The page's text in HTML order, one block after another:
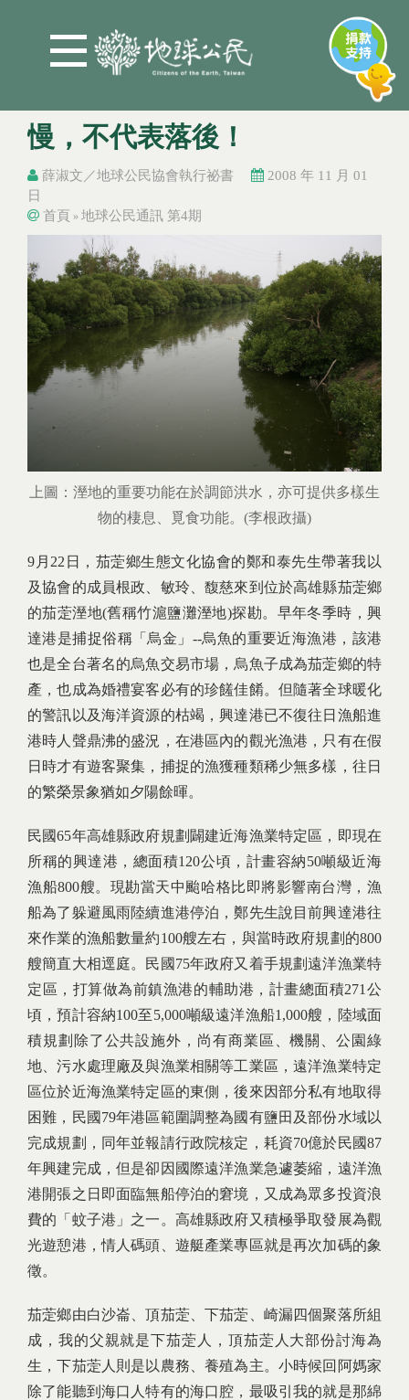
慢，不代表落後！
薛淑文／地球公民協會執行祕書
2008 年 11 月 01
日
您在這裡
首頁 » 地球公民通訊 第4期
您在這裡
上圖：溼地的重要功能在於調節洪水，亦可提供多樣生
物的棲息、覓食功能。(李根政攝)
9月22日，茄萣鄉生態文化協會的鄭和泰先生帶著我以
及協會的成員根政、敏玲、馥慈來到位於高雄縣茄萣鄉
的茄萣溼地(舊稱竹滬鹽灘溼地)探勘。早年冬季時，興
達港是捕捉俗稱「烏金」--烏魚的重要近海漁港，該港
也是全台著名的烏魚交易市場，烏魚子成為茄萣鄉的特
產，也成為婚禮宴客必有的珍饈佳餚。但隨著全球暖化
的警訊以及海洋資源的枯竭，興達港已不復往日漁船進
港時人聲鼎沸的盛況，在港區內的觀光漁港，只有在假
日時才有遊客聚集，捕捉的漁獲種類稀少無多樣，往日
的繁榮景象猶如夕陽餘暉。
民國65年高雄縣政府規劃闢建近海漁業特定區，即現在
所稱的興達港，總面積120公頃，計畫容納50噸級近海
漁船800艘。現勘當天中颱哈格比即將影響南台灣，漁
船為了躲避風雨陸續進港停泊，鄭先生說目前興達港往
來作業的漁船數量約100艘左右，與當時政府規劃的800
艘簡直大相逕庭。民國75年政府又着手規劃遠洋漁業特
定區，打算做為前鎮漁港的輔助港，計畫總面積271公
頃，預計容納100至5,000噸級遠洋漁船1,000艘，陸域面
積規劃除了公共設施外，尚有商業區、機關、公園綠
地、污水處理廠及與漁業相關等工業區，遠洋漁業特定
區位於近海漁業特定區的東側，後來因部分私有地取得
困難，民國79年港區範圍調整為國有鹽田及部份水域以
完成規劃，同年並報請行政院核定，耗資70億於民國87
年興建完成，但是卻因國際遠洋漁業急遽萎縮，遠洋漁
港開張之日即面臨無船停泊的窘境，又成為眾多投資浪
費的「蚊子港」之一。高雄縣政府又積極爭取發展為觀
光遊憩港，情人碼頭、遊艇產業專區就是再次加碼的象
徵。
茄萣鄉由白沙崙、頂茄萣、下茄萣、崎漏四個聚落所組
成，我的父親就是下茄萣人，頂茄萣人大部份討海為
生，下茄萣人則是以農務、養殖為主。小時候回阿媽家
除了能聽到海口人特有的海口腔，最吸引我的就是那綿